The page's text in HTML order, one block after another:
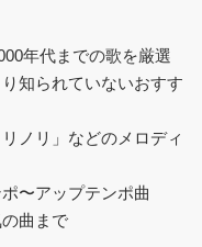
年代までの歌を厳選
知られていないおすす
ノリ」などのメロディ
〜アップテンポ曲
曲まで